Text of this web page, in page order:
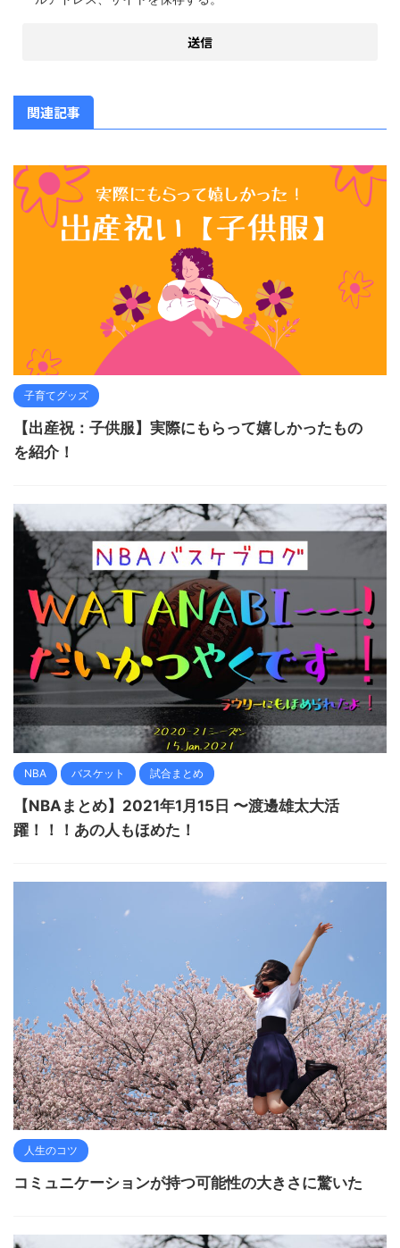
関連記事
子育てグッズ
【出産祝：子供服】実際にもらって嬉しかったもの
を紹介！
NBA バスケット 試合まとめ
【NBAまとめ】2021年1月15日 〜渡邊雄太大活
躍！！！あの人もほめた！
人生のコツ
コミュニケーションが持つ可能性の大きさに驚いた